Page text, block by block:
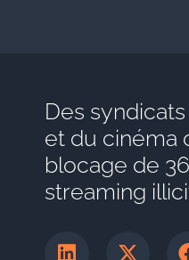
Des
et du cinéma
blocage de
streaming